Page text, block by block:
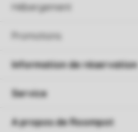
Hébergement
Promotions
Information de réservation
Service
A propos de Roompot